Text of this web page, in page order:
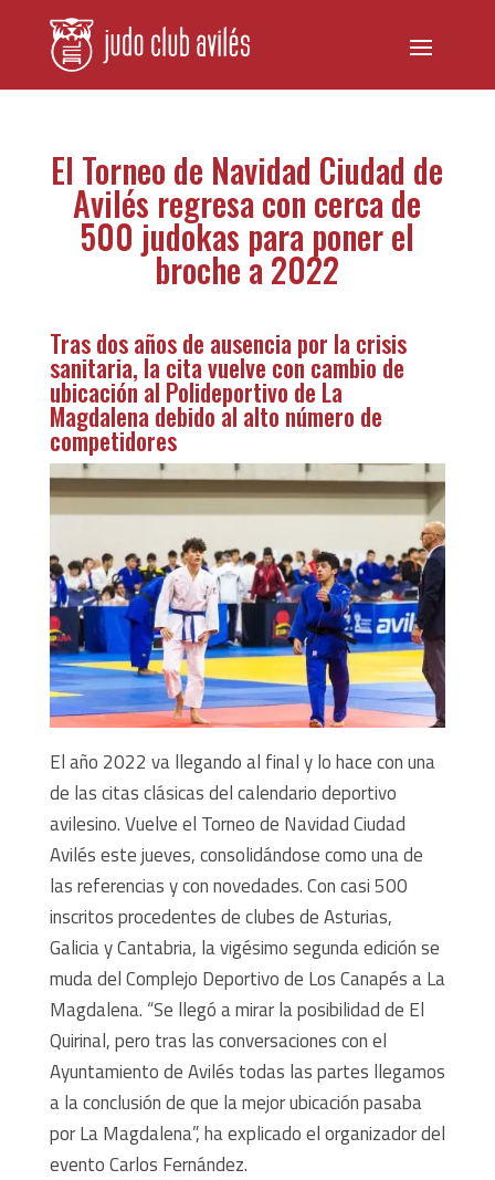
El Torneo de Navidad Ciudad de
Avilés regresa con cerca de
500 judokas para poner el
broche a 2022
Tras dos años de ausencia por la crisis
sanitaria, la cita vuelve con cambio de
ubicación al Polideportivo de La
Magdalena debido al alto número de
competidores
El año 2022 va llegando al final y lo hace con una
de las citas clásicas del calendario deportivo
avilesino. Vuelve el Torneo de Navidad Ciudad
Avilés este jueves, consolidándose como una de
las referencias y con novedades. Con casi 500
inscritos procedentes de clubes de Asturias,
Galicia y Cantabria, la vigésimo segunda edición se
muda del Complejo Deportivo de Los Canapés a La
Magdalena. “Se llegó a mirar la posibilidad de El
Quirinal, pero tras las conversaciones con el
Ayuntamiento de Avilés todas las partes llegamos
a la conclusión de que la mejor ubicación pasaba
por La Magdalena”, ha explicado el organizador del
evento Carlos Fernández.